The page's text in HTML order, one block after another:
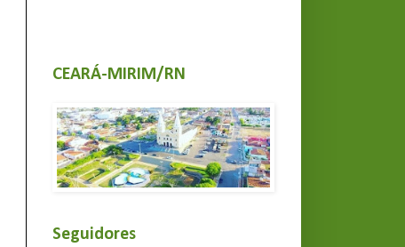
CEARÁ-MIRIM/RN
Seguidores